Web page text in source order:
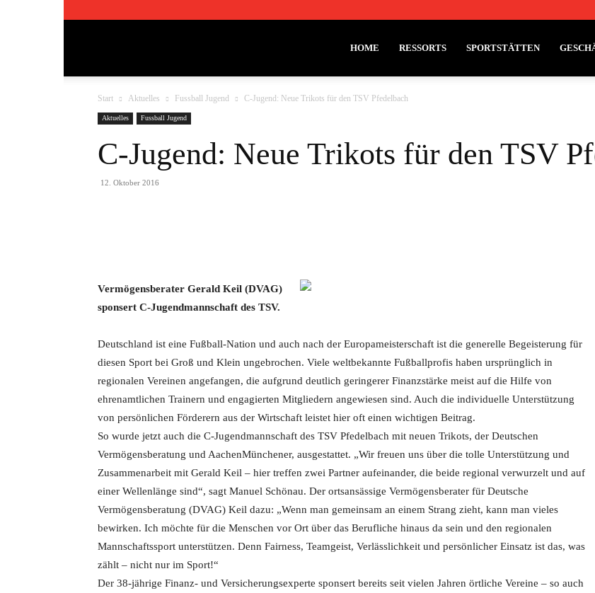
Pfedelbach
1911
HOME RESSORTS SPORTSTÄTTEN
Start Aktuelles Fussball Jugend C-Jugend: Neue Trikots für den TSV Pfedelbach
Aktuelles Fussball Jugend
C-Jugend: Neue Trikots für den TSV
12. Oktober 2016
Vermögensberater Gerald Keil (DVAG)
sponsert C-Jugendmannschaft des TSV.
Deutschland ist eine Fußball-Nation und auch nach der Europameisterschaft ist die generelle Begeisterung für
diesen Sport bei Groß und Klein ungebrochen. Viele weltbekannte Fußballprofis haben ursprünglich in
regionalen Vereinen angefangen, die aufgrund deutlich geringerer Finanzstärke meist auf die Hilfe von
ehrenamtlichen Trainern und engagierten Mitgliedern angewiesen sind. Auch die individuelle Unterstützung
von persönlichen Förderern aus der Wirtschaft leistet hier oft einen wichtigen Beitrag.
So wurde jetzt auch die C-Jugendmannschaft des TSV Pfedelbach mit neuen Trikots, der Deutschen
Vermögensberatung und AachenMünchener, ausgestattet. „Wir freuen uns über die tolle Unterstützung und
Zusammenarbeit mit Gerald Keil – hier treffen zwei Partner aufeinander, die beide regional verwurzelt und auf
einer Wellenlänge sind“, sagt Manuel Schönau. Der ortsansässige Vermögensberater für Deutsche
Vermögensberatung (DVAG) Keil dazu: „Wenn man gemeinsam an einem Strang zieht, kann man vieles
bewirken. Ich möchte für die Menschen vor Ort über das Berufliche hinaus da sein und den regionalen
Mannschaftssport unterstützen. Denn Fairness, Teamgeist, Verlässlichkeit und persönlicher Einsatz ist das, was
zählt – nicht nur im Sport!“
Der 38-jährige Finanz- und Versicherungsexperte sponsert bereits seit vielen Jahren örtliche Vereine – so auch